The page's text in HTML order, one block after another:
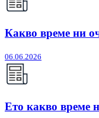
Какво време ни
06.06.2026
Ето какво време